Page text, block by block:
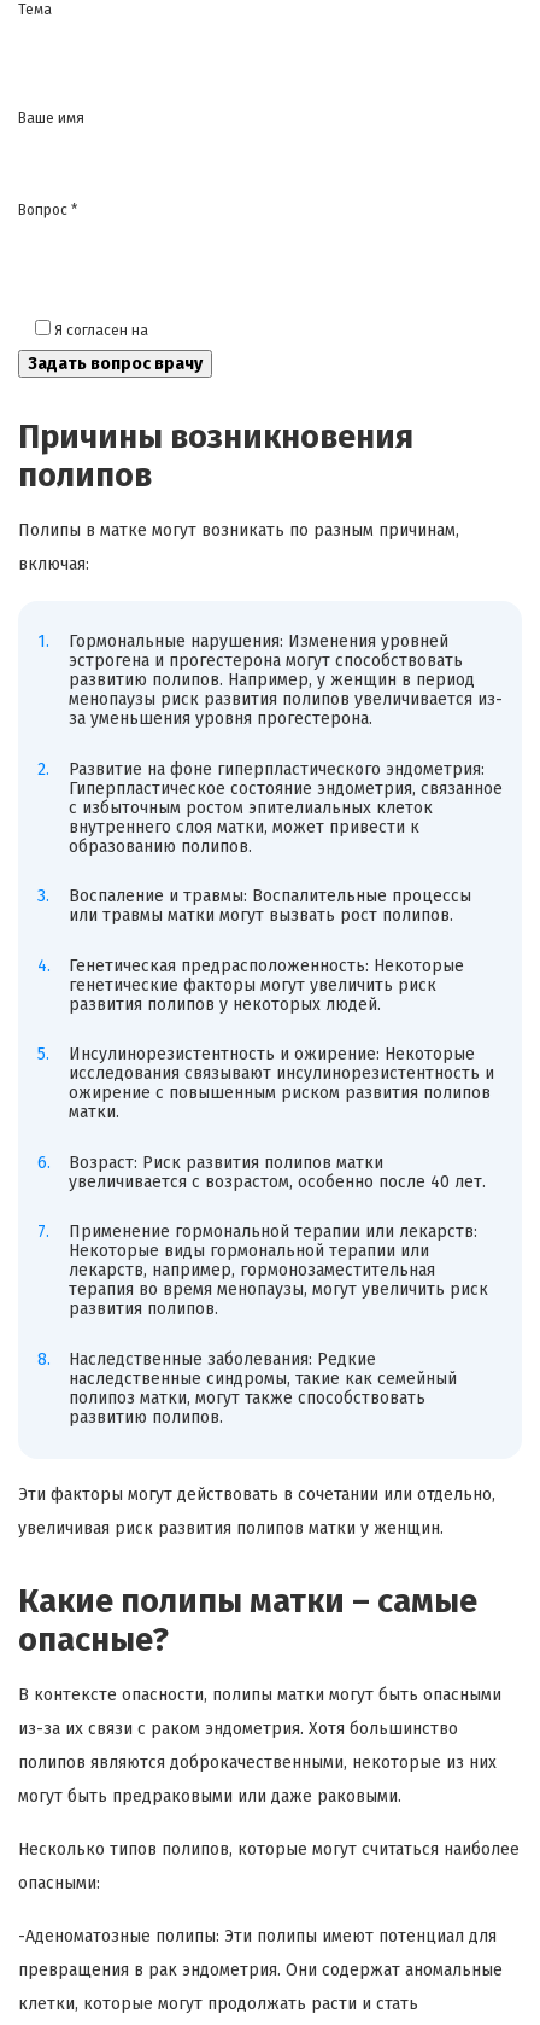
Тема
Ваше имя
Вопрос *
Я согласен на
Причины возникновения
полипов
Полипы в матке могут возникать по разным причинам,
включая:
Гормональные нарушения: Изменения уровней
эстрогена и прогестерона могут способствовать
развитию полипов. Например, у женщин в период
менопаузы риск развития полипов увеличивается из-
за уменьшения уровня прогестерона.
Развитие на фоне гиперпластического эндометрия:
Гиперпластическое состояние эндометрия, связанное
с избыточным ростом эпителиальных клеток
внутреннего слоя матки, может привести к
образованию полипов.
Воспаление и травмы: Воспалительные процессы
или травмы матки могут вызвать рост полипов.
Генетическая предрасположенность: Некоторые
генетические факторы могут увеличить риск
развития полипов у некоторых людей.
Инсулинорезистентность и ожирение: Некоторые
исследования связывают инсулинорезистентность и
ожирение с повышенным риском развития полипов
матки.
Возраст: Риск развития полипов матки
увеличивается с возрастом, особенно после 40 лет.
Применение гормональной терапии или лекарств:
Некоторые виды гормональной терапии или
лекарств, например, гормонозаместительная
терапия во время менопаузы, могут увеличить риск
развития полипов.
Наследственные заболевания: Редкие
наследственные синдромы, такие как семейный
полипоз матки, могут также способствовать
развитию полипов.
Эти факторы могут действовать в сочетании или отдельно,
увеличивая риск развития полипов матки у женщин.
Какие полипы матки – самые
опасные?
В контексте опасности, полипы матки могут быть опасными
из-за их связи с раком эндометрия. Хотя большинство
полипов являются доброкачественными, некоторые из них
могут быть предраковыми или даже раковыми.
Несколько типов полипов, которые могут считаться наиболее
опасными:
-Аденоматозные полипы: Эти полипы имеют потенциал для
превращения в рак эндометрия. Они содержат аномальные
клетки, которые могут продолжать расти и стать